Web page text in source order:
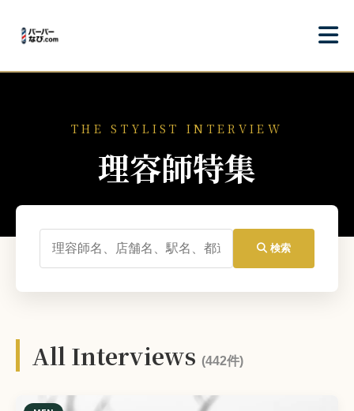
THE STYLIST INTERVIEW
理容師特集
検索
All Interviews (442件)